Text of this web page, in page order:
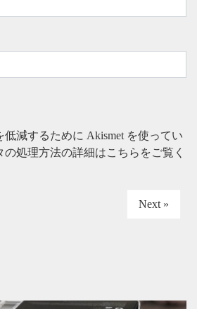
減するために Akismet を使ってい
の処理方法の詳細はこちらをご覧く
Next »